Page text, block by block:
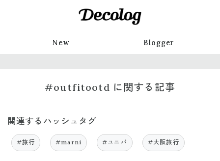
New Blogger
#outfitootd に関する記事
関連するハッシュタグ
#旅行 #marni #ユニバ #大阪旅行